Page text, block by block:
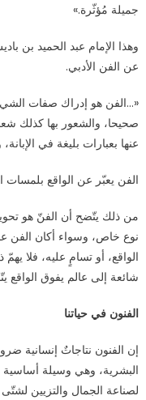
جميلة مُؤثّرة.»
وهذا الإمام عبد الحميد بن
عن الفن الأدبي.
«…الفن هو إدراك صفات
صحيحا، والشعور بها كذلك
عنها بعبارات بليغة في
الفن يعبّر عن الواقع بلمسات
من ذلك يتّضح أن الفنّ هو
نوع خاص، وسواء أكان الفن
الواقع، أو تسامٍ عليه، فلا
شائعة إلى عالم يفوق الواقع
الفنون في حياتنا
إن الفنون نتاجاتٌ إنسانية
البشرية، وهي وسيلة أساسية
لصناعة الجمال والتزيين لشتّى